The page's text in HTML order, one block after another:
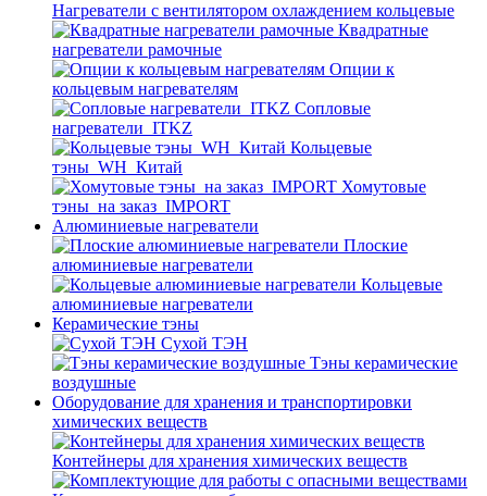
Нагреватели с вентилятором охлаждением кольцевые
Квадратные
нагреватели рамочные
Опции к
кольцевым нагревателям
Cопловые
нагреватели_ITKZ
Кольцевые
тэны_WH_Китай
Хомутовые
тэны_на заказ_IMPORT
Алюминиевые нагреватели
Плоские
алюминиевые нагреватели
Кольцевые
алюминиевые нагреватели
Керамические тэны
Сухой ТЭН
Тэны керамические
воздушные
Оборудование для хранения и транспортировки
химических веществ
Контейнеры для хранения химических веществ